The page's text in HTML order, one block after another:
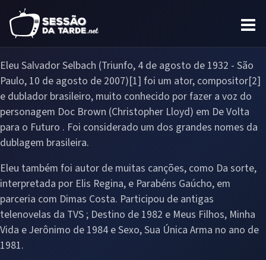
Eleu Salvador Selbach (Triunfo, 4 de agosto de 1932 - São
Paulo, 10 de agosto de 2007)[1] foi um ator, compositor[2]
e dublador brasileiro, muito conhecido por fazer a voz do
personagem Doc Brown (Christopher Lloyd) em De Volta
para o Futuro . Foi considerado um dos grandes nomes da
dublagem brasileira.
Eleu também foi autor de muitas canções, como Da sorte,
interpretada por Elis Regina, e Parabéns Gaúcho, em
parceria com Dimas Costa. Participou de antigas
telenovelas da TVS ; Destino de 1982 e Meus Filhos, Minha
Vida e Jerônimo de 1984 e Sexo, Sua Única Arma no ano de
1981.